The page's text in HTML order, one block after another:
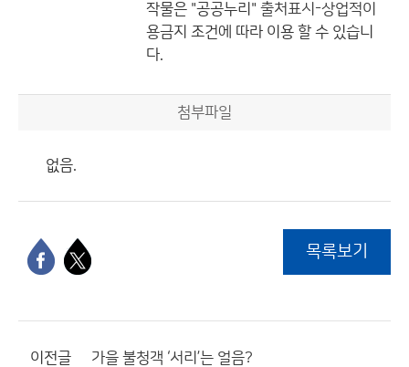
작물은 "공공누리" 출처표시-상업적이
용금지 조건에 따라 이용 할 수 있습니
다.
첨부파일
없음.
목록보기
이전글 가을 불청객 ‘서리’는 얼음?